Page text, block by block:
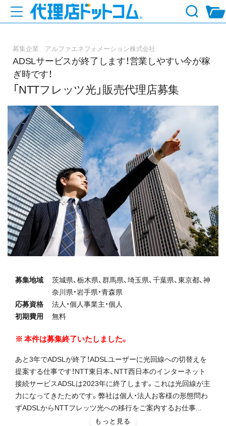
募集企業 アルファエネフォメーション株式会社
ADSLサービスが終了します！営業しやすい今が稼
ぎ時です！
「NTTフレッツ光」販売代理店募集
募集地域
茨城県、栃木県、群馬県、埼玉県、千葉県、東京都、神
奈川県・岩手県・青森県
応募資格
法人・個人事業主・個人
初期費用
無料
本件は募集終了いたしました。
あと3年でADSLが終了！ADSLユーザーに光回線への切替えを
提案する仕事です！NTT東日本、NTT西日本のインターネット
接続サービスADSLは2023年に終了します。これは光回線が主
力になってきたためです。弊社は個人・法人お客様の形態問わ
ずADSLからNTTフレッツ光への移行をご案内するお仕事...
もっと見る